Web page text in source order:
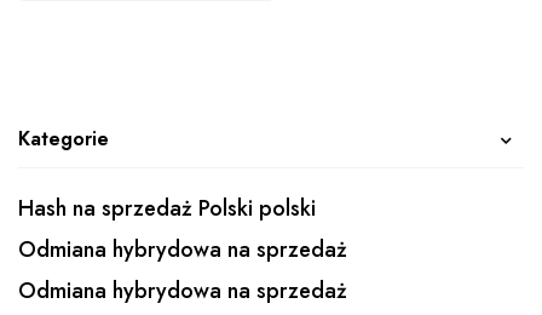
Kategorie
Hash na sprzedaż Polski polski
Odmiana hybrydowa na sprzedaż
Odmiana hybrydowa na sprzedaż